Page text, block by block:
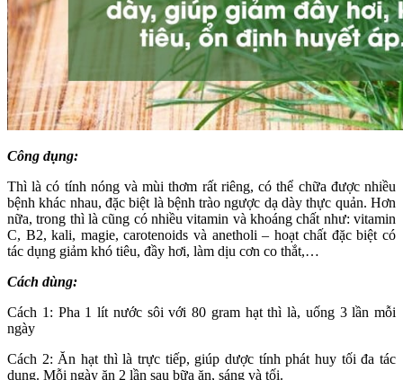
Công dụng:
Thì là có tính nóng và mùi thơm rất riêng, có thể chữa được nhiều
bệnh khác nhau, đặc biệt là bệnh trào ngược dạ dày thực quản. Hơn
nữa, trong thì là cũng có nhiều vitamin và khoáng chất như: vitamin
C, B2, kali, magie, carotenoids và anetholi – hoạt chất đặc biệt có
tác dụng giảm khó tiêu, đầy hơi, làm dịu cơn co thắt,…
Cách dùng:
Cách 1: Pha 1 lít nước sôi với 80 gram hạt thì là, uống 3 lần mỗi
ngày
Cách 2: Ăn hạt thì là trực tiếp, giúp dược tính phát huy tối đa tác
dụng. Mỗi ngày ăn 2 lần sau bữa ăn, sáng và tối.